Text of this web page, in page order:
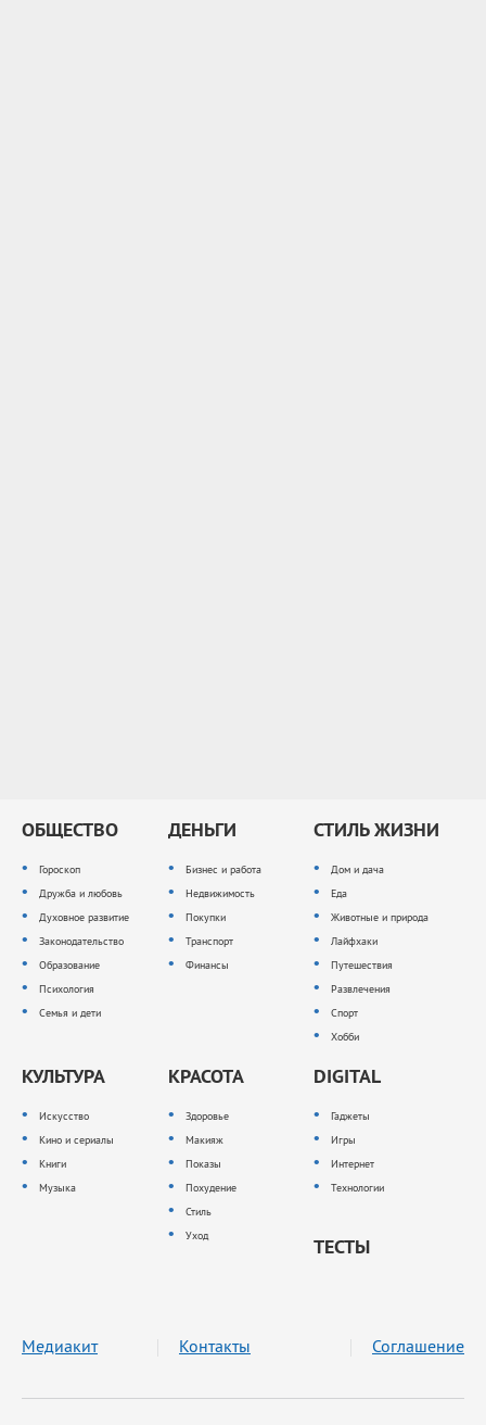
ОБЩЕСТВО
Гороскоп
Дружба и любовь
Духовное развитие
Законодательство
Образование
Психология
Семья и дети
ДЕНЬГИ
Бизнес и работа
Недвижимость
Покупки
Транспорт
Финансы
СТИЛЬ ЖИЗНИ
Дом и дача
Еда
Животные и природа
Лайфхаки
Путешествия
Развлечения
Спорт
Хобби
КУЛЬТУРА
Искусство
Кино и сериалы
Книги
Музыка
КРАСОТА
Здоровье
Макияж
Показы
Похудение
Стиль
Уход
DIGITAL
Гаджеты
Игры
Интернет
Технологии
ТЕСТЫ
Медиакит Контакты Соглашение